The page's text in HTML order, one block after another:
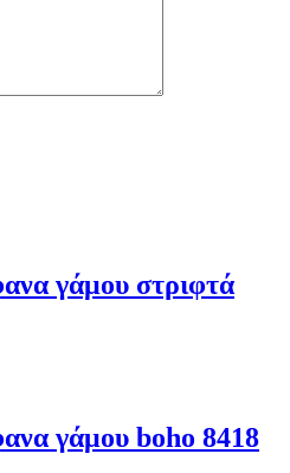
γάμου στριφτά
γάμου boho 8418